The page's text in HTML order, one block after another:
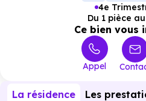
4e
Du 1 pièce
Ce bien vous
Appel
La résidence Les